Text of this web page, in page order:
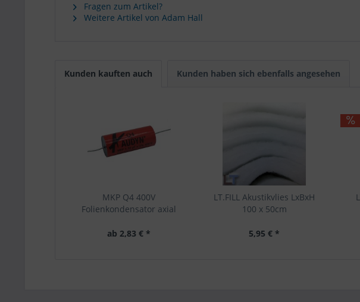
Fragen zum Artikel?
Weitere Artikel von Adam Hall
Kunden kauften auch Kunden haben sich ebenfalls angesehen
MKP Q4 400V
Folienkondensator axial
ab 2,83 € *
LT.FILL Akustikvlies LxBxH
100 x 50cm
5,95 € *